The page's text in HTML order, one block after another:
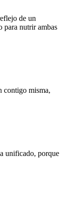
de un
para nutrir ambas
contigo misma,
unificado, porque